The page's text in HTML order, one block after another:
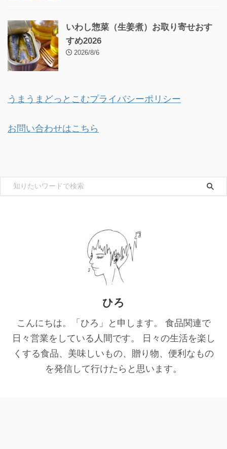
いわし惣菜（生姜煮）お取り寄せおす
すめ2026
2026/8/6
うまうまどっとこむプライバシーポリシー
お問い合わせはこちら
ひろ
こんにちは。「ひろ」と申します。 食品関連で
日々営業をしている人間です。 日々の生活を楽し
くする食品、美味しいもの、贈り物、便利なもの
を発信して行けたらと思います。